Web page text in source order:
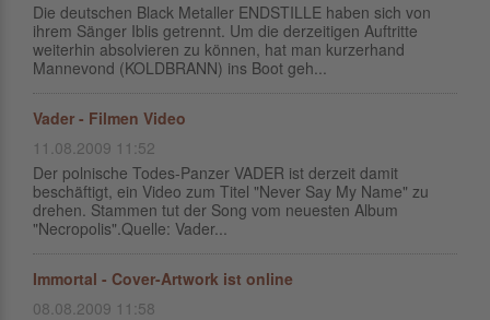
Die deutschen Black Metaller ENDSTILLE haben sich von
ihrem Sänger Iblis getrennt. Um die derzeitigen Auftritte
weiterhin absolvieren zu können, hat man kurzerhand
Mannevond (KOLDBRANN) ins Boot geh...
Vader - Filmen Video
11.08.2009 11:52
Der polnische Todes-Panzer VADER ist derzeit damit
beschäftigt, ein Video zum Titel "Never Say My Name" zu
drehen. Stammen tut der Song vom neuesten Album
"Necropolis".Quelle: Vader...
Immortal - Cover-Artwork ist online
08.08.2009 11:58